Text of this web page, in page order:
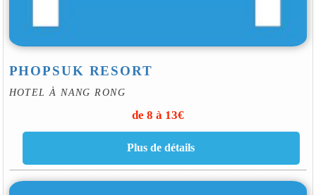
PHOPSUK RESORT
HOTEL À NANG RONG
de 8 à 13€